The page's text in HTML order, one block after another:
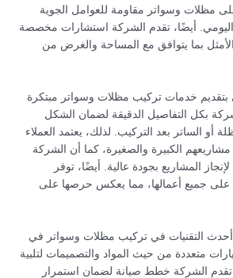
مظلات وسواتر مقاومة للعوامل الجوية
أيضًا، تقدم الشركة استشارات مخصصة
الأمثل بما يتوافق مع المساحة والغرض من
بتقديم خدمات تركيب مظلات وسواتر مبتكرة
بكل التفاصيل الدقيقة لضمان الشكل
أو الساتر بعد التركيب. لذلك، يعتمد العملاء
الكبيرة والصغيرة، كما أن الشركة
المشاريع بجودة عالية. أيضًا، توفر
على جميع أعمالها، مما يعكس حرصها على
التقنيات في تركيب مظلات وسواتر في
متعددة من حيث المواد والتصميمات لتلبية
تقدم الشركة خطط صيانة لضمان استمرار